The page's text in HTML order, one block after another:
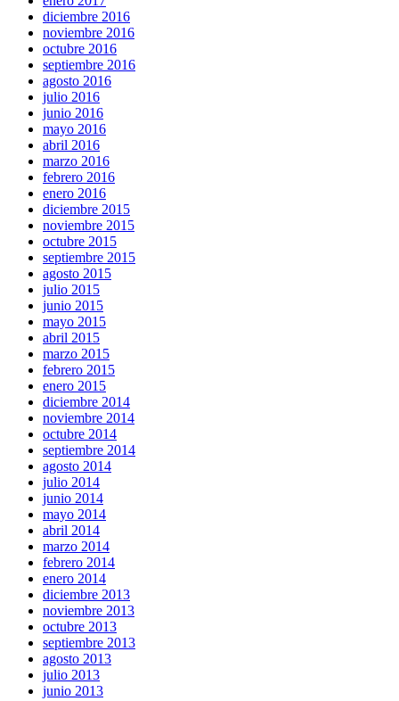
diciembre 2016
noviembre 2016
octubre 2016
septiembre 2016
agosto 2016
julio 2016
junio 2016
mayo 2016
abril 2016
marzo 2016
febrero 2016
enero 2016
diciembre 2015
noviembre 2015
octubre 2015
septiembre 2015
agosto 2015
julio 2015
junio 2015
mayo 2015
abril 2015
marzo 2015
febrero 2015
enero 2015
diciembre 2014
noviembre 2014
octubre 2014
septiembre 2014
agosto 2014
julio 2014
junio 2014
mayo 2014
abril 2014
marzo 2014
febrero 2014
enero 2014
diciembre 2013
noviembre 2013
octubre 2013
septiembre 2013
agosto 2013
julio 2013
junio 2013